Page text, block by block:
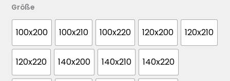
Größe
100x200 100x210 100x220 120x200 120x210
120x220 140x200 140x210 140x220